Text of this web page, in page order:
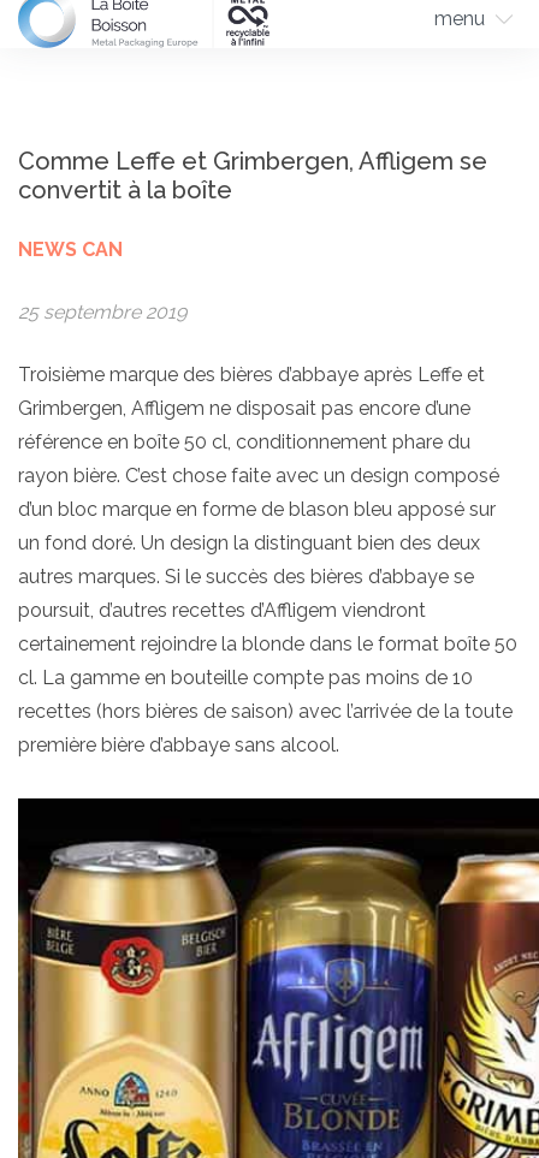
menu
Comme Leffe et Grimbergen, Affligem se
convertit à la boîte
NEWS CAN
25 septembre 2019
Troisième marque des bières d’abbaye après Leffe et
Grimbergen, Affligem ne disposait pas encore d’une
référence en boîte 50 cl, conditionnement phare du
rayon bière. C’est chose faite avec un design composé
d’un bloc marque en forme de blason bleu apposé sur
un fond doré. Un design la distinguant bien des deux
autres marques. Si le succès des bières d’abbaye se
poursuit, d’autres recettes d’Affligem viendront
certainement rejoindre la blonde dans le format boîte 50
cl. La gamme en bouteille compte pas moins de 10
recettes (hors bières de saison) avec l’arrivée de la toute
première bière d’abbaye sans alcool.